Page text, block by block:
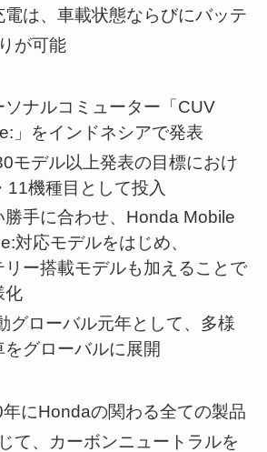
は、車載状態ならびにバッテ
が可能
ソナルコミューター「CUV
」をインドネシアで発表
モデル以上発表の目標におけ
11機種目として投入
勝手に合わせ、Honda Mobile
対応モデルをはじめ、
リー搭載モデルも加えることで
化
グローバル元年として、多様
グローバルに展開
にHondaの関わる全ての製品
て、カーボンニュートラルを